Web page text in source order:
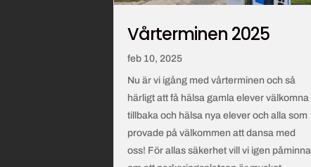
Vårterminen 2025
feb 10, 2025
Nu är vi igång med vårterminen och så
härligt att få hälsa gamla elever välkomna
tillbaka och hälsa nya elever och alla som
provade på välkommen att dansa med
oss! För allas säkerhet vill vi igen påminna